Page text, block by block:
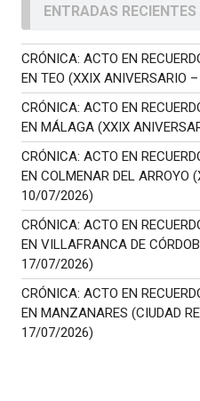
ENTRADAS RECIENTES
CRÓNICA: ACTO EN
EN TEO (XXIX ANIVERSARIO
CRÓNICA: ACTO EN
EN MÁLAGA (XXIX
CRÓNICA: ACTO EN
EN COLMENAR DEL ARROYO
10/07/2026)
CRÓNICA: ACTO EN
EN VILLAFRANCA DE
17/07/2026)
CRÓNICA: ACTO EN
EN MANZANARES (CIUDAD
17/07/2026)